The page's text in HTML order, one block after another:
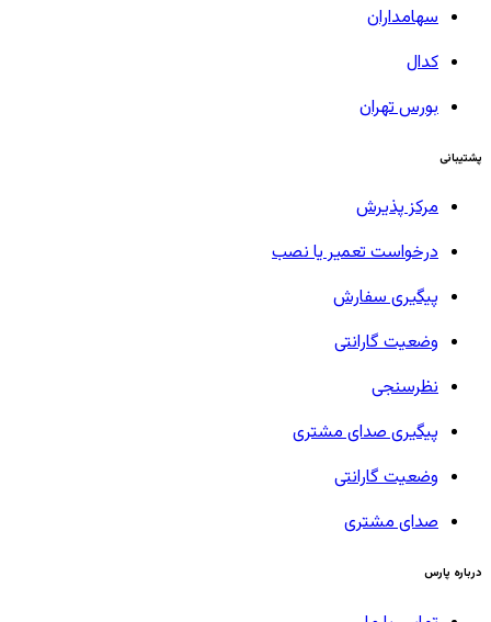
سهامداران
کدال
بورس تهران
پشتیبانی
مرکز پذیرش
درخواست تعمیر یا نصب
پیگیری سفارش
وضعیت گارانتی
نظرسنجی
پیگیری صدای مشتری
وضعیت گارانتی
صدای مشتری
درباره پارس